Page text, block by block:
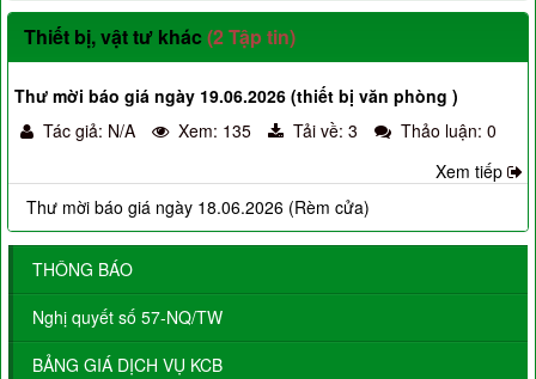
Thiết bị, vật tư khác (2 Tập tin)
Thư mời báo giá ngày 19.06.2026 (thiết bị văn phòng )
Tác giả: N/A
Xem: 135 Tải về: 3
Thảo luận: 0
Xem tiếp
Thư mời báo giá ngày 18.06.2026 (Rèm cửa)
THÔNG BÁO
Nghị quyết số 57-NQ/TW
BẢNG GIÁ DỊCH VỤ KCB